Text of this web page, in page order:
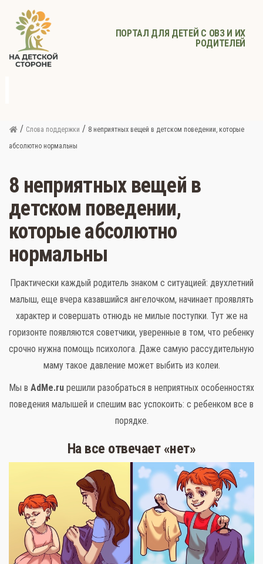
ПОРТАЛ ДЛЯ ДЕТЕЙ С ОВЗ И ИХ
РОДИТЕЛЕЙ
Слова поддержки
Детские игры
Полезный досуг
Карта
/ Слова поддержки / 8 неприятных вещей в детском поведении, которые
абсолютно нормальны
8 неприятных вещей в
детском поведении,
которые абсолютно
нормальны
Практически каждый родитель знаком с ситуацией: двухлетний
малыш, еще вчера казавшийся ангелочком, начинает проявлять
характер и совершать отнюдь не милые поступки. Тут же на
горизонте появляются советчики, уверенные в том, что ребенку
срочно нужна помощь психолога. Даже самую рассудительную
маму такое давление может выбить из колеи.
Мы в AdMe.ru решили разобраться в неприятных особенностях
поведения малышей и спешим вас успокоить: с ребенком все в
порядке.
На все отвечает «нет»